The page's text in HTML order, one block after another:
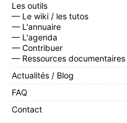
Les outils
— Le wiki / les tutos
— L'annuaire
— L'agenda
— Contribuer
— Ressources documentaires
Actualités / Blog
FAQ
Contact